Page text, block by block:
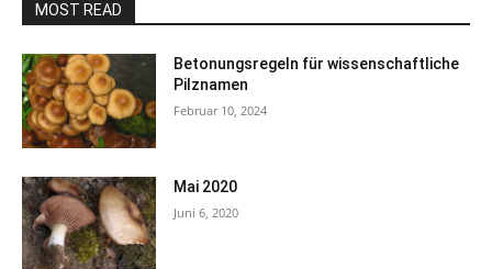
MOST READ
Betonungsregeln für wissenschaftliche
Pilznamen
Februar 10, 2024
Mai 2020
Juni 6, 2020